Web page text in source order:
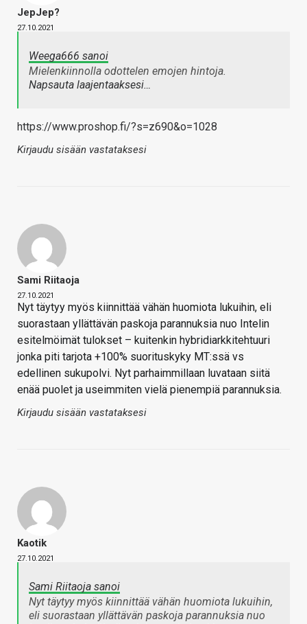
JepJep?
27.10.2021
Weega666 sanoi
Mielenkiinnolla odottelen emojen hintoja.
Napsauta laajentaaksesi…
https://www.proshop.fi/?s=z690&o=1028
Kirjaudu sisään vastataksesi
Sami Riitaoja
27.10.2021
Nyt täytyy myös kiinnittää vähän huomiota lukuihin, eli
suorastaan yllättävän paskoja parannuksia nuo Intelin
esitelmöimät tulokset – kuitenkin hybridiarkkitehtuuri
jonka piti tarjota +100% suorituskyky MT:ssä vs
edellinen sukupolvi. Nyt parhaimmillaan luvataan siitä
enää puolet ja useimmiten vielä pienempiä parannuksia.
Kirjaudu sisään vastataksesi
Kaotik
27.10.2021
Sami Riitaoja sanoi
Nyt täytyy myös kiinnittää vähän huomiota lukuihin,
eli suorastaan yllättävän paskoja parannuksia nuo